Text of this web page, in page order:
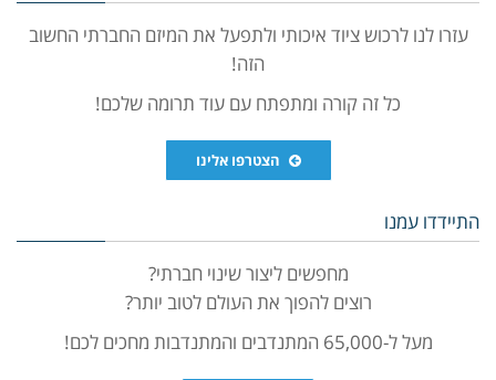
עזרו לנו לרכוש ציוד איכותי ולתפעל את המיזם החברתי החשוב
הזה!
כל זה קורה ומתפתח עם עוד תרומה שלכם!
הצטרפו אלינו
התיידדו עמנו
מחפשים ליצור שינוי חברתי?
רוצים להפוך את העולם לטוב יותר?
מעל ל-65,000 המתנדבים והמתנדבות מחכים לכם!